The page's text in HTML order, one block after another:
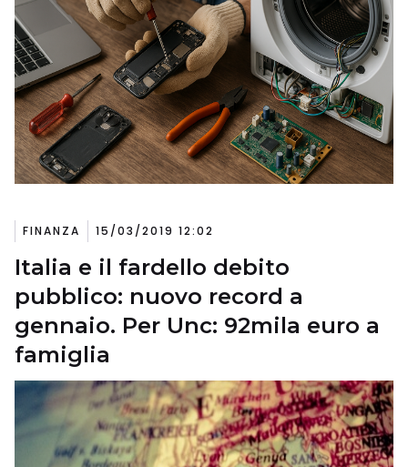
FINANZA 15/03/2019 12:02
Italia e il fardello debito
pubblico: nuovo record a
gennaio. Per Unc: 92mila euro a
famiglia